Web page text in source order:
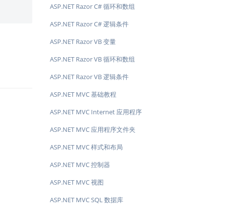
ASP.NET Razor C# 循环和数组
ASP.NET Razor C# 逻辑条件
ASP.NET Razor VB 变量
ASP.NET Razor VB 循环和数组
ASP.NET Razor VB 逻辑条件
ASP.NET MVC 基础教程
ASP.NET MVC Internet 应用程序
ASP.NET MVC 应用程序文件夹
ASP.NET MVC 样式和布局
ASP.NET MVC 控制器
ASP.NET MVC 视图
ASP.NET MVC SQL 数据库